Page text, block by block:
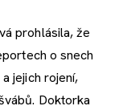
prohlásila, že
o snech
jejich rojení,
Doktorka